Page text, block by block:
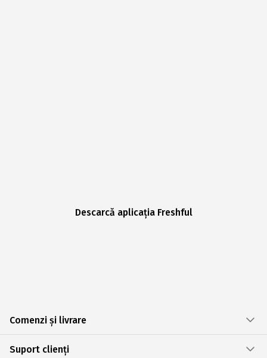
Descarcă aplicația Freshful
Comenzi și livrare
Suport clienți